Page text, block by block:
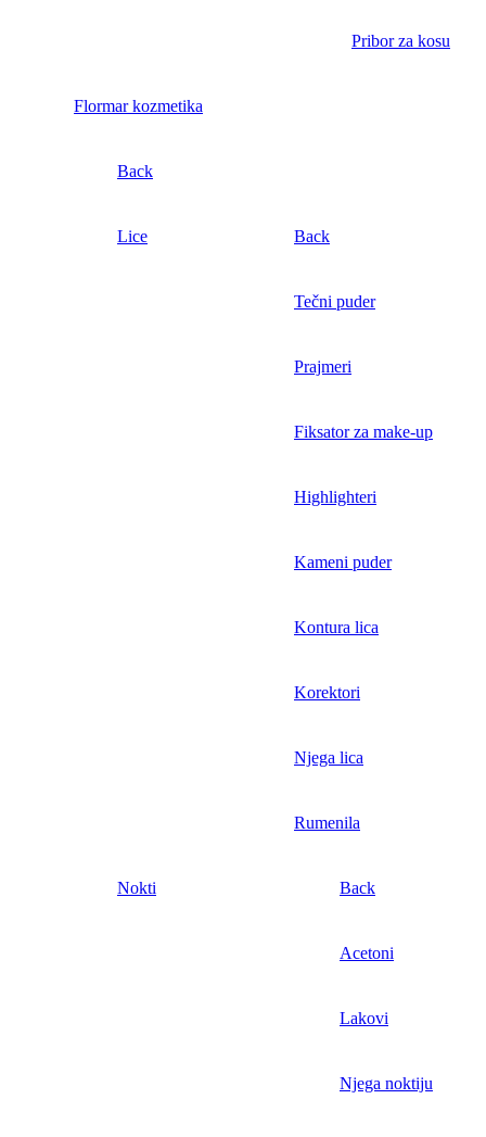
Pribor za kosu
Flormar kozmetika
Back
Lice Back
Tečni puder
Prajmeri
Fiksator za make-up
Highlighteri
Kameni puder
Kontura lica
Korektori
Njega lica
Rumenila
Nokti Back
Acetoni
Lakovi
Njega noktiju